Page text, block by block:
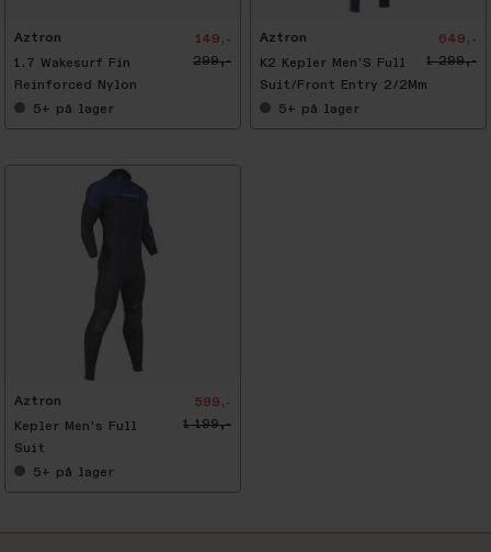
Aztron
1.7 Wakesurf Fin
149,-
299,-
Reinforced Nylon
5+ på lager
Aztron
K2 Kepler Men'S Full
649,-
1 299,-
Suit/Front Entry 2/2Mm
5+ på lager
Aztron
Kepler Men's Full
599,-
1 199,-
Suit
5+ på lager